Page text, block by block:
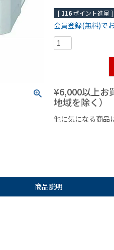
[ 116ポイント進呈 ]
会員登録(無料)で
¥6,000以上お
地域を除く）
他に気になる商品
商品説明